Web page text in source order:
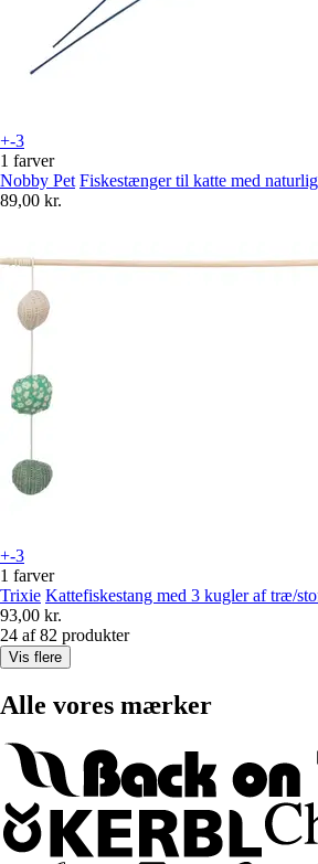
+-3
1 farver
Nobby Pet Fiskestænger til katte med
89,00 kr.
+-3
1 farver
Trixie Kattefiskestang med 3 kugler af træ/
93,00 kr.
24 af 82 produkter
Vis flere
Alle vores mærker